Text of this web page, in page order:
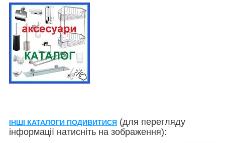
ІНШІ КАТАЛОГИ ПОДИВИТИСЯ (для перегляду
інформації натисніть на зображення):